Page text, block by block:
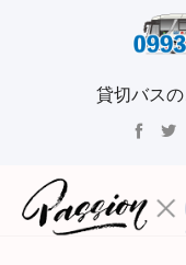
貸切バス